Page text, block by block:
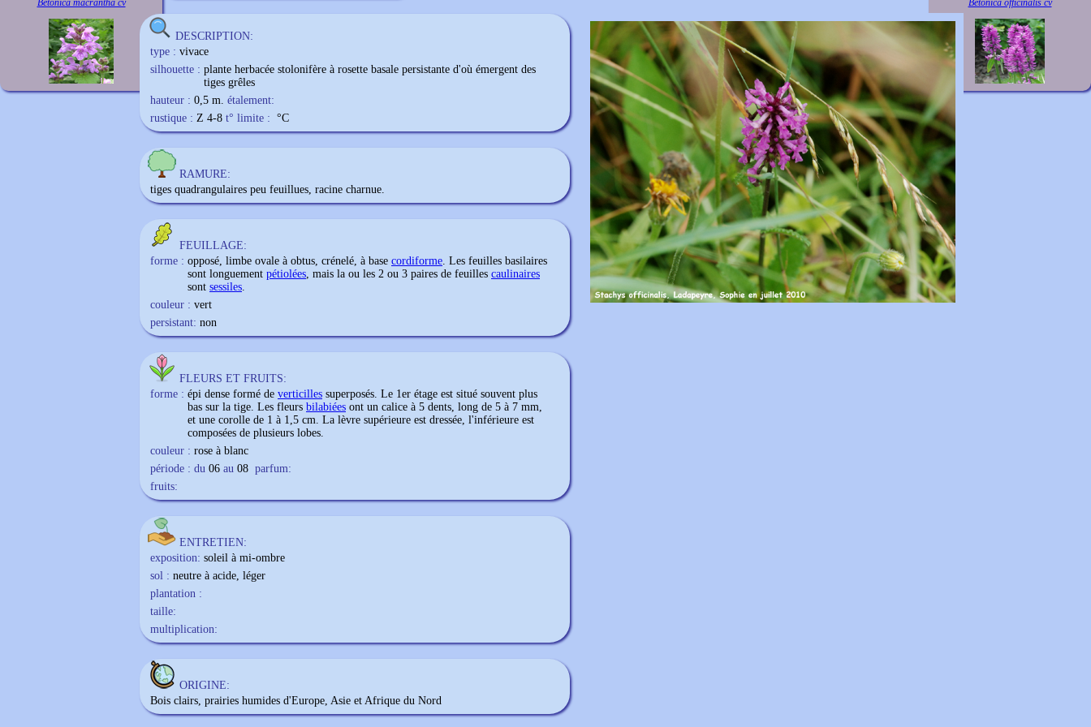
Betonica macrantha cv Betonica officinalis cv
DESCRIPTION:
type : vivace
silhouette : plante herbacée stolonifère à rosette basale persistante d'où émergent des
tiges grêles
hauteur : 0,5 m. étalement:
rustique : Z 4-8 t° limite : °C
RAMURE:
tiges quadrangulaires peu feuillues, racine charnue.
FEUILLAGE:
forme : opposé, limbe ovale à obtus, crénelé, à base cordiforme. Les feuilles basilaires
sont longuement pétiolées, mais la ou les 2 ou 3 paires de feuilles caulinaires
sont sessiles.
couleur : vert
persistant: non
FLEURS ET FRUITS:
forme : épi dense formé de verticilles superposés. Le 1er étage est situé souvent plus
bas sur la tige. Les fleurs bilabiées ont un calice à 5 dents, long de 5 à 7 mm,
et une corolle de 1 à 1,5 cm. La lèvre supérieure est dressée, l'inférieure est
composées de plusieurs lobes.
couleur : rose à blanc
période : du 06 au 08 parfum:
fruits:
ENTRETIEN:
exposition: soleil à mi-ombre
sol : neutre à acide, léger
plantation :
taille:
multiplication:
ORIGINE:
Bois clairs, prairies humides d'Europe, Asie et Afrique du Nord